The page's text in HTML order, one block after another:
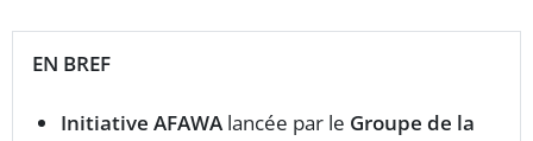
EN BREF
Initiative AFAWA lancée par le Groupe de la